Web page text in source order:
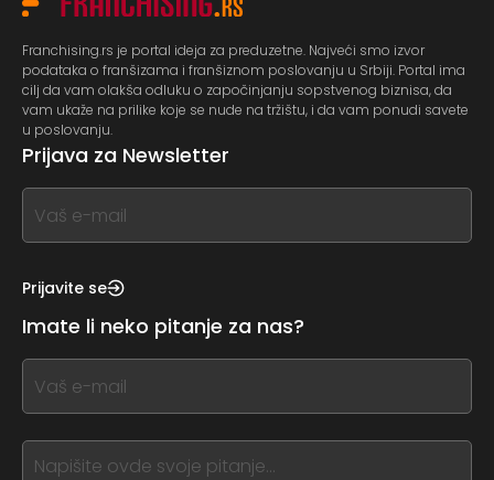
Franchising.rs je portal ideja za preduzetne. Najveći smo izvor
podataka o franšizama i franšiznom poslovanju u Srbiji. Portal ima
cilj da vam olakša odluku o započinjanju sopstvenog biznisa, da
vam ukaže na prilike koje se nude na tržištu, i da vam ponudi savete
u poslovanju.
Prijava za Newsletter
If
you
this,
this
form
field
blank
Prijavite se
Imate li neko pitanje za nas?
If
you
this,